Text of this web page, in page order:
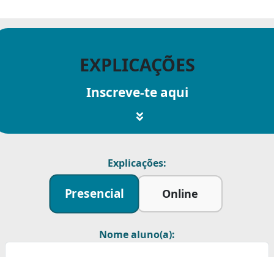
EXPLICAÇÕES
Inscreve-te aqui
Explicações:
Presencial Online
Nome aluno(a):